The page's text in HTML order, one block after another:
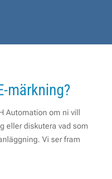
märkning?
Automation om ni vill
eller diskutera vad som
Vi ser fram